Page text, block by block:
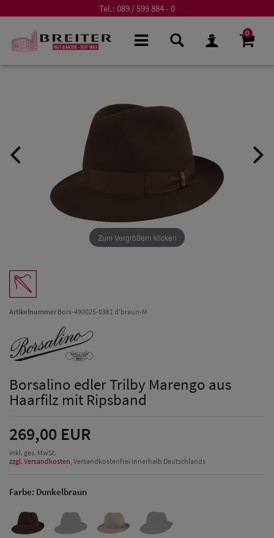
Tel.: 089 / 599 884 - 0
0
Zum Vergrößern klicken
ArtikelnummerBors-490025-0381 d'braun-M
Borsalino edler Trilby Marengo aus
Haarfilz mit Ripsband
269,00 EUR
inkl. ges. MwSt.
zzgl. Versandkosten , Versandkostenfrei innerhalb Deutschlands
Farbe: Dunkelbraun